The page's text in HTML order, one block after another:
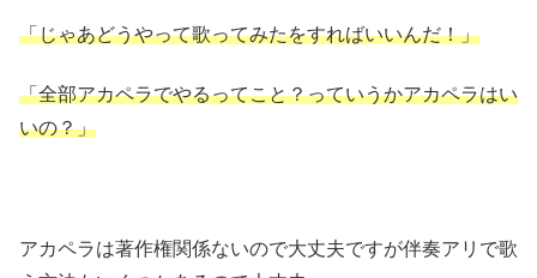
「じゃあどうやって歌ってみたをすればいいんだ！」
「全部アカペラでやるってこと？っていうかアカペラはい
いの？」
アカペラは著作権関係ないので大丈夫ですが伴奏アリで歌